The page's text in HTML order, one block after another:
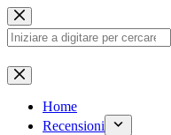
Salta
al
contenuto
Nessun
risultato
Home
Recensioni